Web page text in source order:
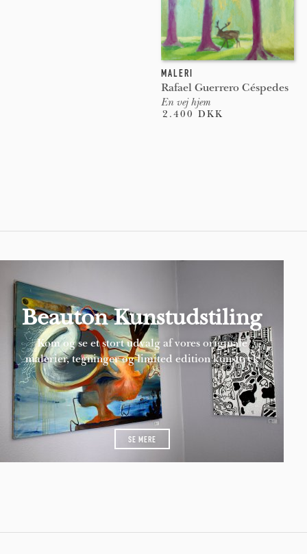
MALERI
Rafael Guerrero Céspedes
En vej hjem
2.400 DKK
Beauton Kunstudstiling
Kom og se et stort udvalg af vores originale
malerier, tegninger og limited edition kunsttryk
SE MERE